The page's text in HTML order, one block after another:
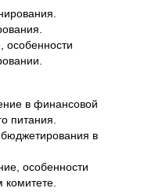
особенности
в финансовой
питания.
в
особенности